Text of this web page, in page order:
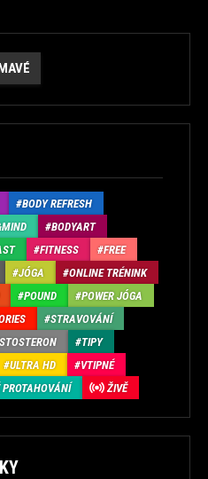
BODY REFRESH
BODYART
FITNESS
FREE
JÓGA
ONLINE TRÉNINK
POUND
POWER JÓGA
STRAVOVÁNÍ
TIPY
ULTRA HD
VTIPNÉ
PROTAHOVÁNÍ ŽIVĚ